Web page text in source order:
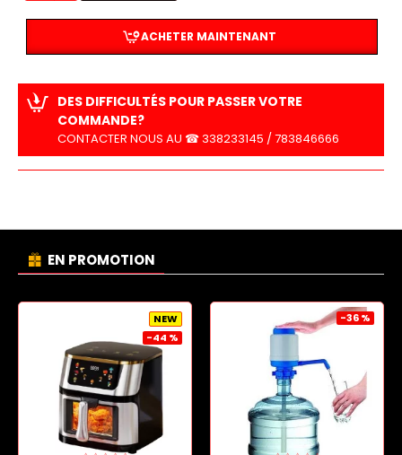
ACHETER MAINTENANT
DES DIFFICULTÉS POUR PASSER VOTRE
COMMANDE?
CONTACTER NOUS AU ☎ 338233145 / 783846666
EN PROMOTION
NEW
-44 %
-36 %